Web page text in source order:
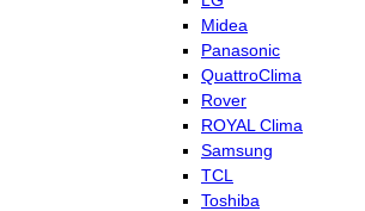
Midea
Panasonic
QuattroClima
Rover
ROYAL Clima
Samsung
TCL
Toshiba